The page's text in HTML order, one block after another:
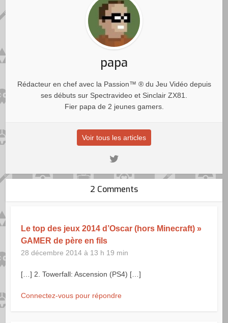
papa
Rédacteur en chef avec la Passion™ ® du Jeu Vidéo depuis
ses débuts sur Spectravideo et Sinclair ZX81.
Fier papa de 2 jeunes gamers.
Voir tous les articles
2 Comments
Le top des jeux 2014 d’Oscar (hors Minecraft) »
GAMER de père en fils
28 décembre 2014 à 13 h 19 min
[…] 2. Towerfall: Ascension (PS4) […]
Connectez-vous pour répondre